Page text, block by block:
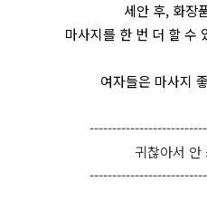
세안 후, 화장
마사지를 한 번 더 할 수
여자들은 마사지
귀찮아서 안